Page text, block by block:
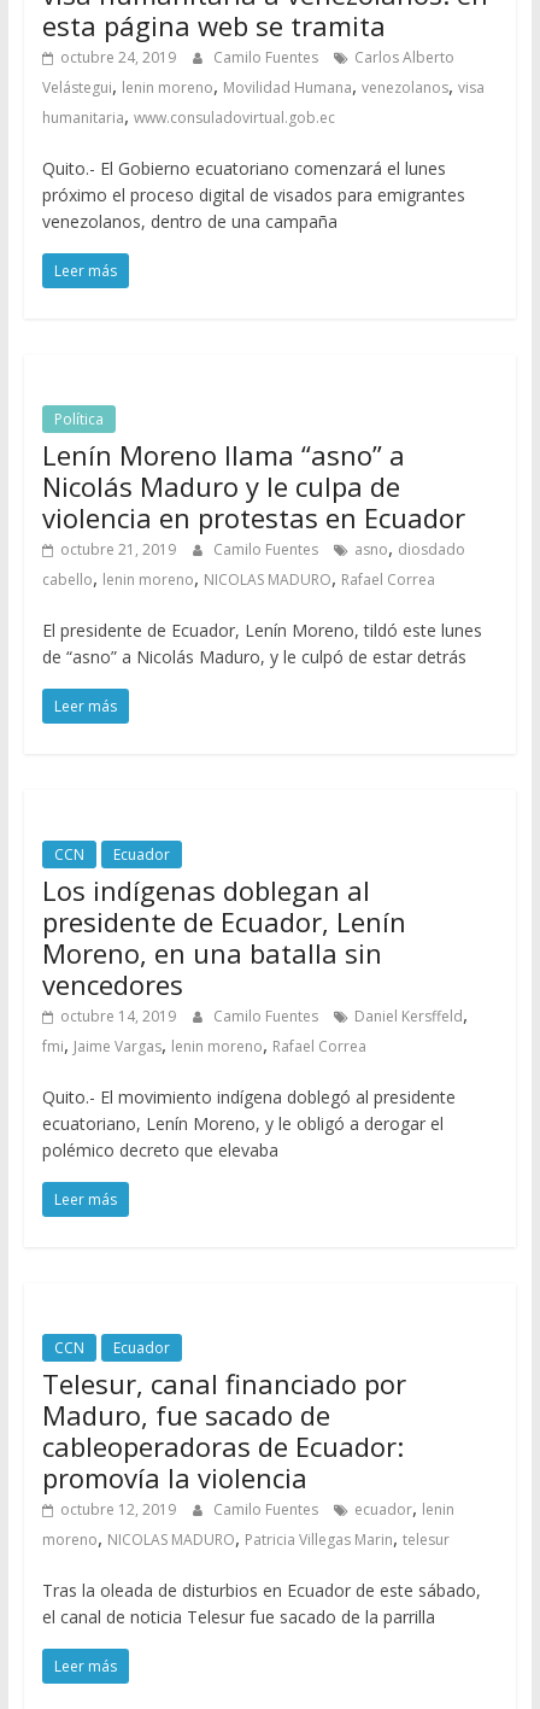
esta página web se tramita
octubre 24, 2019 Camilo Fuentes
Carlos Alberto
Velástegui, lenin moreno, Movilidad Humana, venezolanos, visa
humanitaria, www.consuladovirtual.gob.ec
Quito.- El Gobierno ecuatoriano comenzará el lunes
próximo el proceso digital de visados para emigrantes
venezolanos, dentro de una campaña
Leer más
Política
Lenín Moreno llama “asno” a
Nicolás Maduro y le culpa de
violencia en protestas en Ecuador
octubre 21, 2019 Camilo Fuentes asno, diosdado
cabello, lenin moreno, NICOLAS MADURO, Rafael Correa
El presidente de Ecuador, Lenín Moreno, tildó este lunes
de “asno” a Nicolás Maduro, y le culpó de estar detrás
Leer más
CCN Ecuador
Los indígenas doblegan al
presidente de Ecuador, Lenín
Moreno, en una batalla sin
vencedores
octubre 14, 2019 Camilo Fuentes Daniel Kersffeld,
fmi, Jaime Vargas, lenin moreno, Rafael Correa
Quito.- El movimiento indígena doblegó al presidente
ecuatoriano, Lenín Moreno, y le obligó a derogar el
polémico decreto que elevaba
Leer más
CCN Ecuador
Telesur, canal financiado por
Maduro, fue sacado de
cableoperadoras de Ecuador:
promovía la violencia
octubre 12, 2019 Camilo Fuentes ecuador, lenin
moreno, NICOLAS MADURO, Patricia Villegas Marin, telesur
Tras la oleada de disturbios en Ecuador de este sábado,
el canal de noticia Telesur fue sacado de la parrilla
Leer más